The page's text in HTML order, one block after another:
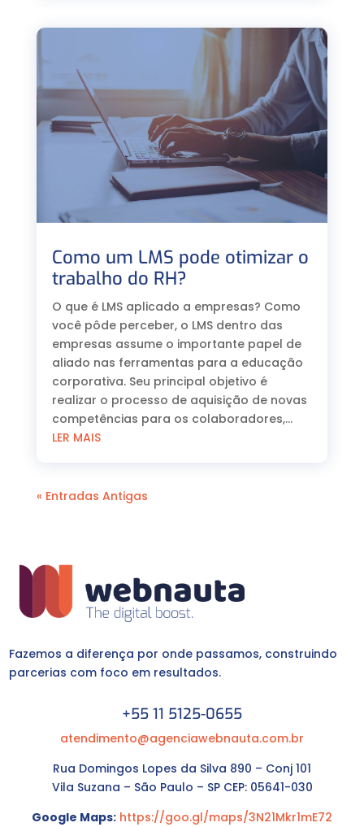
Como um LMS pode otimizar o
trabalho do RH?
O que é LMS aplicado a empresas? Como
você pôde perceber, o LMS dentro das
empresas assume o importante papel de
aliado nas ferramentas para a educação
corporativa. Seu principal objetivo é
realizar o processo de aquisição de novas
competências para os colaboradores,...
LER MAIS
« Entradas Antigas
Fazemos a diferença por onde passamos, construindo
parcerias com foco em resultados.
+55 11 5125-0655
atendimento@agenciawebnauta.com.br
Rua Domingos Lopes da Silva 890 – Conj 101
Vila Suzana – São Paulo – SP CEP: 05641-030
Google Maps: https://goo.gl/maps/3N21Mkr1mE72